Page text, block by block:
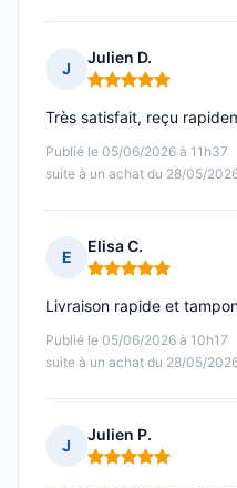
J
Julien D.
Note : 5 sur 5
Publié le 05/06/2026 à 11h37
suite à un achat du 28/05/
Très satisfait, reçu
E
Elisa C.
Note : 5 sur 5
Publié le 05/06/2026 à 10h17
suite à un achat du 28/05/
Livraison rapide et
J
Julien P.
Note : 5 sur 5